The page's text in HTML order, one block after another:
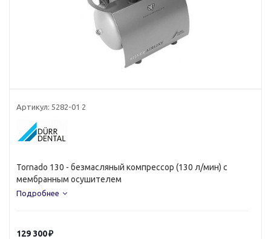
Артикул: 5282-01 2
Tornado 130 - безмасляный компрессор (130 л/мин) с
мембранным осушителем
Подробнее
129 300